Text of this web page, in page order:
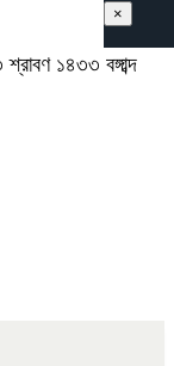
১৪৩৩ বঙ্গাব্দ
×